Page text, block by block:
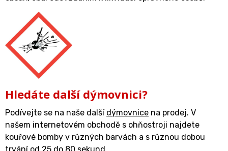
Hledáte další dýmovnici?
Podívejte se na naše další dýmovnice na prodej. V
našem internetovém obchodě s ohňostroji najdete
kouřové bomby v různých barvách a s různou dobou